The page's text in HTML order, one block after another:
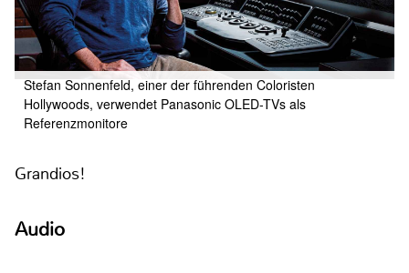
Stefan Sonnenfeld, einer der führenden Coloristen
Hollywoods, verwendet Panasonic OLED-TVs als
Referenzmonitore
Grandios!
Audio